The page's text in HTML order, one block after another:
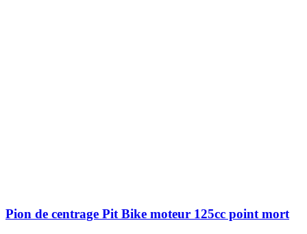
Pion de centrage Pit Bike moteur 125cc point mort